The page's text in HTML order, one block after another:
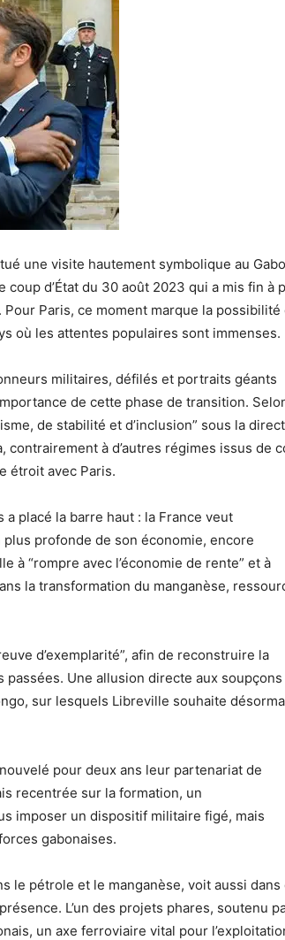
une visite hautement symbolique au
d’État du 30 août 2023 qui a mis fin à
Paris, ce moment marque la possibilité
où les attentes populaires sont immenses.
militaires, défilés et portraits géants
de cette phase de transition.
de stabilité et d’inclusion” sous la
à d’autres régimes issus de
étroit avec Paris.
a placé la barre haut : la France veut
profonde de son économie, encore
à “rompre avec l’économie de rente” et à
la transformation du manganèse,
d’exemplarité”, afin de reconstruire la
Une allusion directe aux soupçons
sur lesquels Libreville souhaite
pour deux ans leur partenariat de
recentrée sur la formation, un
imposer un dispositif militaire figé, mais
gabonaises.
le pétrole et le manganèse, voit aussi dans
L’un des projets phares, soutenu
un axe ferroviaire vital pour